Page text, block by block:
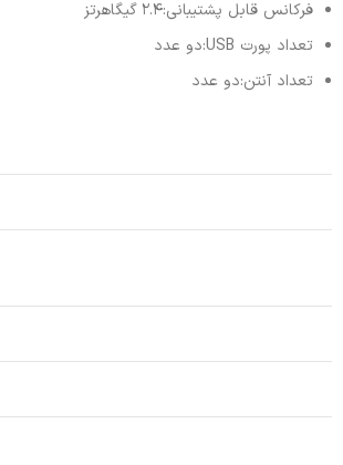
فرکانس قابل پشتیبانی:2.4 گیگاهرتز
تعداد پورت USB:دو عدد
تعداد آنتن:دو عدد